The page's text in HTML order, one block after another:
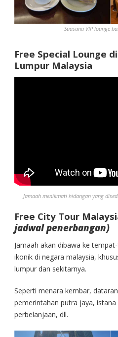
Suasana VIP lounge
Free Special Lounge
Lumpur Malaysia
Jamaah menikmati hidangan yang
Free City Tour
jadwal penerbangan)
Jamaah akan dibawa ke
ikonik di negara malaysia,
lumpur dan sekitarnya.
Seperti menara kembar,
pemerintahan putra jaya,
perbelanjaan, dll.